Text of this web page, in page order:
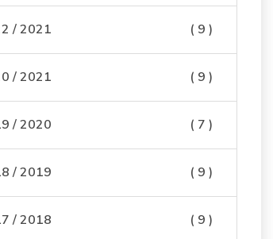
/ 2021 ( 9 )
/ 2021 ( 9 )
/ 2020 ( 7 )
/ 2019 ( 9 )
/ 2018 ( 9 )